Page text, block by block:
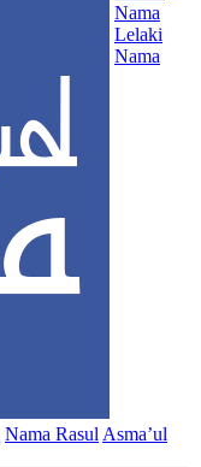
Nama
Lelaki
Nama
Nama Rasul Asma’ul